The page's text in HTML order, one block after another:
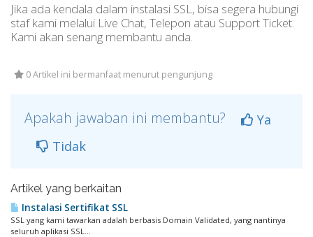
Jika ada kendala dalam instalasi SSL, bisa segera hubungi
staf kami melalui Live Chat, Telepon atau Support Ticket.
Kami akan senang membantu anda.
0 Artikel ini bermanfaat menurut pengunjung
Apakah jawaban ini membantu?
Ya
Tidak
Artikel yang berkaitan
Instalasi Sertifikat SSL
SSL yang kami tawarkan adalah berbasis Domain Validated, yang nantinya
seluruh aplikasi SSL...